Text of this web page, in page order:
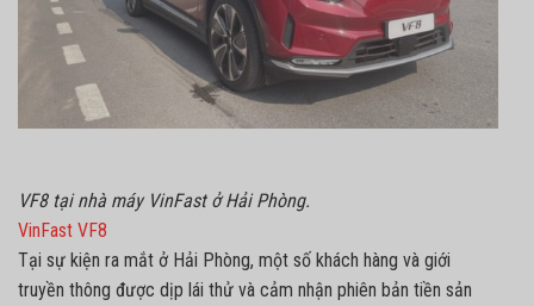
VF8 tại nhà máy VinFast ở Hải Phòng.
VinFast VF8
Tại sự kiện ra mắt ở Hải Phòng, một số khách hàng và giới
truyền thông được dịp lái thử và cảm nhận phiên bản tiền sản